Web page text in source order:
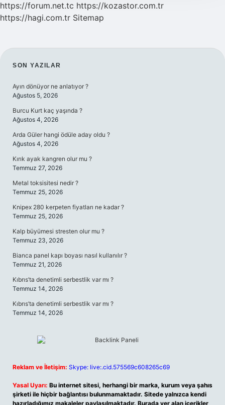
https://forum.net.tc https://kozastor.com.tr
https://hagi.com.tr Sitemap
SIDEBAR
SON YAZILAR
Ayın dönüyor ne anlatıyor ?
Ağustos 5, 2026
Burcu Kurt kaç yaşında ?
Ağustos 4, 2026
Arda Güler hangi ödüle aday oldu ?
Ağustos 4, 2026
Kırık ayak kangren olur mu ?
Temmuz 27, 2026
Metal toksisitesi nedir ?
Temmuz 25, 2026
Knipex 280 kerpeten fiyatları ne kadar ?
Temmuz 25, 2026
Kalp büyümesi stresten olur mu ?
Temmuz 23, 2026
Bianca panel kapı boyası nasıl kullanılır ?
Temmuz 21, 2026
Kıbrıs’ta denetimli serbestlik var mı ?
Temmuz 14, 2026
Kıbrıs’ta denetimli serbestlik var mı ?
Temmuz 14, 2026
Reklam ve İletişim: Skype: live:.cid.575569c608265c69
Yasal Uyarı: Bu internet sitesi, herhangi bir marka, kurum veya şahıs
şirketi ile hiçbir bağlantısı bulunmamaktadır. Sitede yalnızca kendi
hazırladığımız makaleler paylaşılmaktadır. Burada yer alan içerikler